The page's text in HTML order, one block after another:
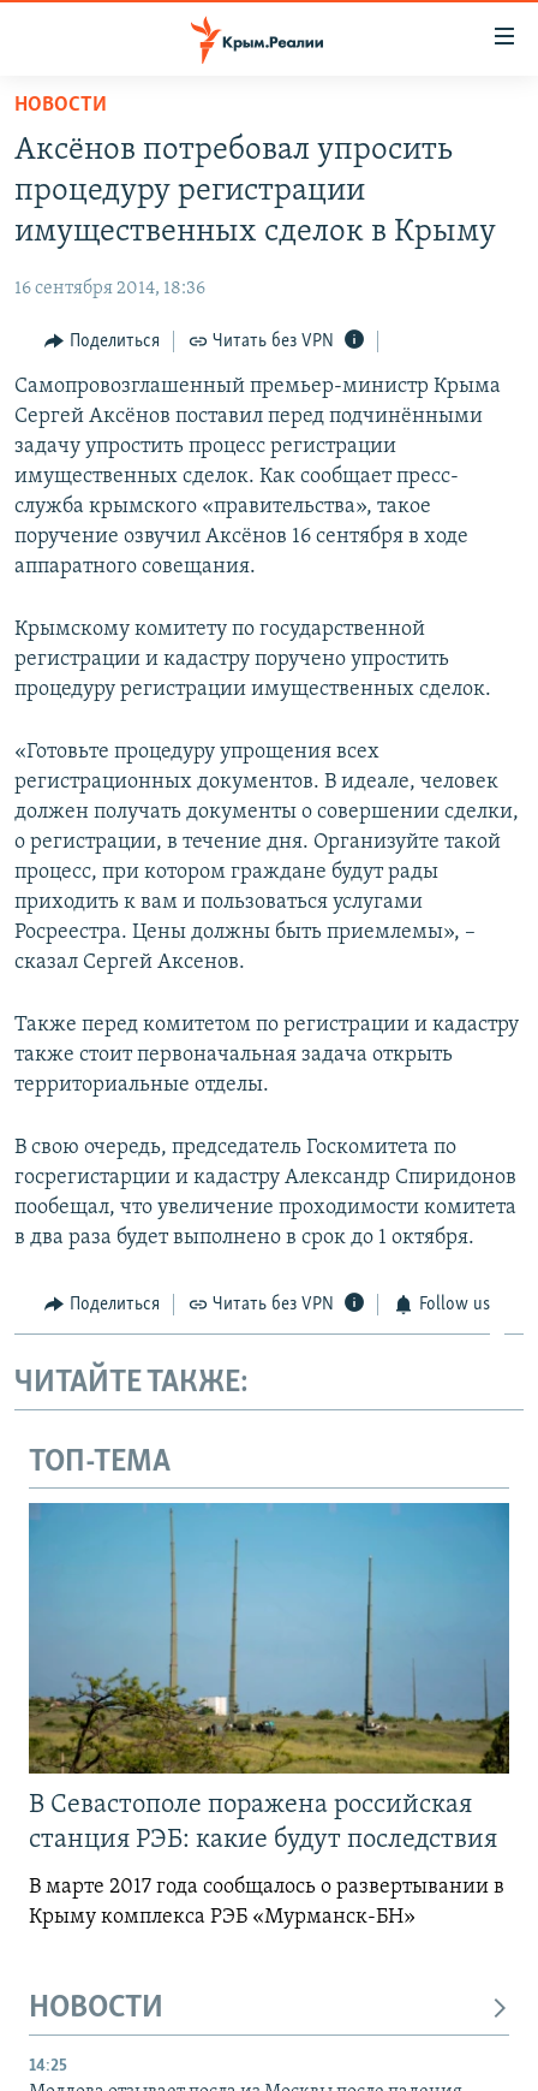
Вернуться
основному
содержанию
Вернутся
главной
навигации
Вернутся
поиску
11 ЛЕТ ОККУПАЦИИ КРЫМА. 11 ИСТОРИЙ СОПРОТИВЛЕНИЯ
ВОДА
ЕЩЕ
ИНТЕРАКТИВ
ИНФОГРАФИКА
ТЕЛЕПРОЕКТ КРЫМ.РЕАЛИИ
СОВЕТЫ ПРАВОЗАЩИТНИКОВ
ПРОПАВШИЕ БЕЗ ВЕСТИ
ПОБЕДИТЕЛЕЙ НЕ СУДЯТ?
УКРАИНСКАЯ ПРОБЛЕМА КРЫМА
РАДІО СВОБОДА
КАК ОБОЙТИ БЛОКИРОВКУ
Українською
Qırımtatar
ПРИСОЕДИНЯЙТЕСЬ!
НОВОСТИ
Аксёнов потребовал упросить
процедуру регистрации
имущественных сделок в Крыму
16 сентября 2014, 18:36
Поделиться Читать без VPN
Самопровозглашенный премьер-министр Крыма
Сергей Аксёнов поставил перед подчинёнными
задачу упростить процесс регистрации
имущественных сделок. Как сообщает пресс-
служба крымского «правительства», такое
поручение озвучил Аксёнов 16 сентября в ходе
аппаратного совещания.
Крымскому комитету по государственной
регистрации и кадастру поручено упростить
процедуру регистрации имущественных сделок.
«Готовьте процедуру упрощения всех
регистрационных документов. В идеале, человек
должен получать документы о совершении сделки,
о регистрации, в течение дня. Организуйте такой
процесс, при котором граждане будут рады
приходить к вам и пользоваться услугами
Росреестра. Цены должны быть приемлемы», –
сказал Сергей Аксенов.
Также перед комитетом по регистрации и кадастру
также стоит первоначальная задача открыть
территориальные отделы.
В свою очередь, председатель Госкомитета по
госрегистарции и кадастру Александр Спиридонов
пообещал, что увеличение проходимости комитета
в два раза будет выполнено в срок до 1 октября.
Поделиться Читать без VPN Follow us
ЧИТАЙТЕ ТАКЖЕ:
ТОП-ТЕМА
В Севастополе поражена российская
станция РЭБ: какие будут последствия
В марте 2017 года сообщалось о развертывании в
Крыму комплекса РЭБ «Мурманск-БН»
НОВОСТИ
14:25